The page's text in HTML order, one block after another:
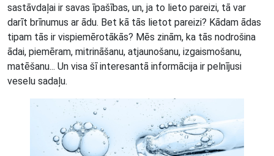
sastāvdaļai ir savas īpašības, un, ja to lieto pareizi, tā var
darīt brīnumus ar ādu. Bet kā tās lietot pareizi? Kādam ādas
tipam tās ir vispiemērotākās? Mēs zinām, ka tās nodrošina
ādai, piemēram, mitrināšanu, atjaunošanu, izgaismošanu,
matēšanu... Un visa šī interesantā informācija ir pelnījusi
veselu sadaļu.